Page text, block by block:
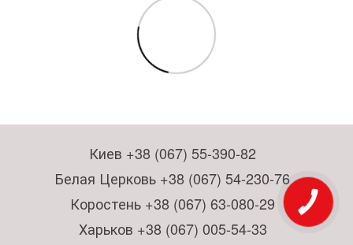
Киев +38 (067) 55-390-82
Белая Церковь +38 (067) 54-230-76
Коростень +38 (067) 63-080-29
Харьков +38 (067) 005-54-33